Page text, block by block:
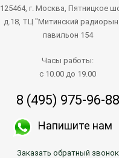
125464, г. Москва, Пятницкое
д.18, ТЦ "Митинский
павильон 154
Часы работы:
с 10.00 до 19.00
8 (495) 975-96-88
Напишите нам
Заказать обратный звонок